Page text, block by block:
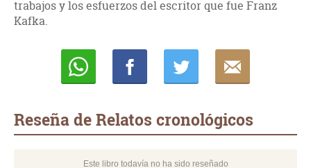
trabajos y los esfuerzos del escritor que fue Franz
Kafka.
Reseña de Relatos cronológicos
Este libro todavía no ha sido reseñado